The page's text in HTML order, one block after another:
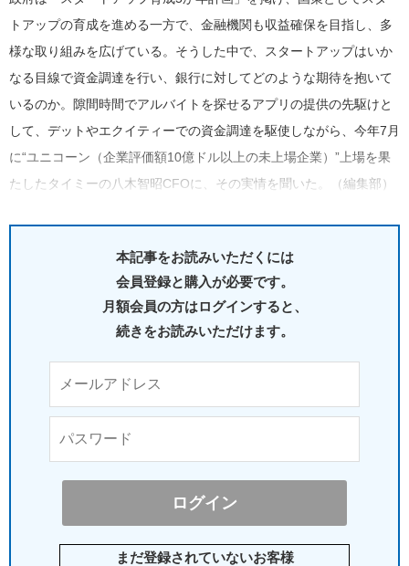
トアップの育成を進める一方で、金融機関も収益確保を目指し、多
様な取り組みを広げている。そうした中で、スタートアップはいか
なる目線で資金調達を行い、銀行に対してどのような期待を抱いて
いるのか。隙間時間でアルバイトを探せるアプリの提供の先駆けと
して、デットやエクイティーでの資金調達を駆使しながら、今年7月
に“ユニコーン（企業評価額10億ドル以上の未上場企業）”上場を果
たしたタイミーの八木智昭CFOに、その実情を聞いた。（編集部）
本記事をお読みいただくには
会員登録と購入が必要です。
月額会員の方はログインすると、
続きをお読みいただけます。
まだ登録されていないお客様